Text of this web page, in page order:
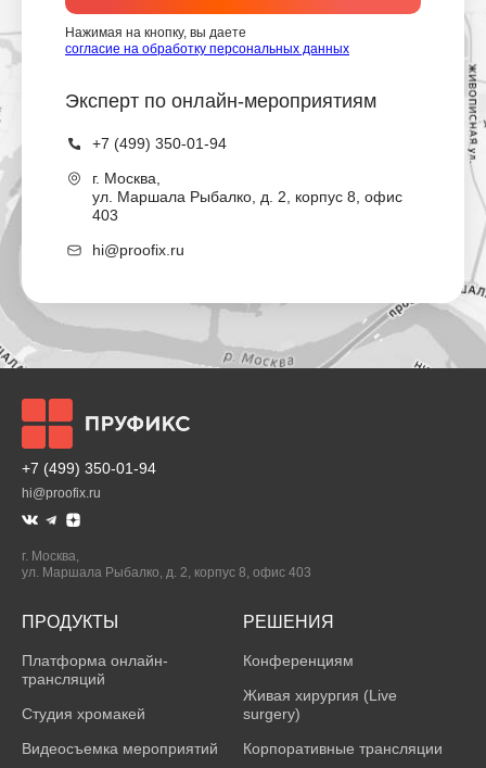
Нажимая на кнопку, вы даете
согласие на обработку персональных данных
Эксперт по онлайн-мероприятиям
+7 (499) 350-01-94
г. Москва
ул. Маршала Рыбалко, д. 2, корпус 8, офис
403
hi@proofix.ru
+7 (499) 350-01-94
hi@proofix.ru
г. Москва,
ул. Маршала Рыбалко, д. 2, корпус 8, офис 403
ПРОДУКТЫ
Платформа онлайн-
трансляций
Студия хромакей
Видеосъемка мероприятий
РЕШЕНИЯ
Конференциям
Живая хирургия (Live
surgery)
Корпоративные трансляции